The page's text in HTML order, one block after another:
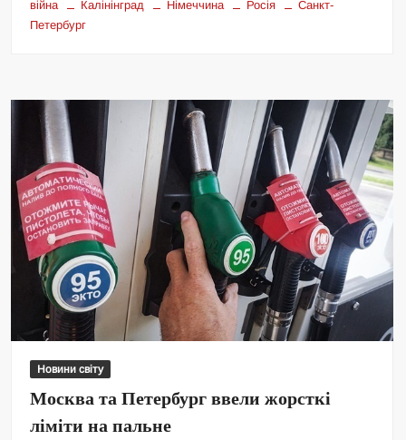
війна Калінінград Німеччина Росія
Санкт-
Петербург
Новини світу
Москва та Петербург ввели жорсткі
ліміти на пальне